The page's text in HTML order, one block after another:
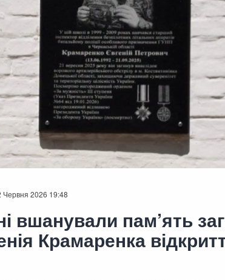
Червня 2026 19:48
вшанували пам’ять
Крамаренка